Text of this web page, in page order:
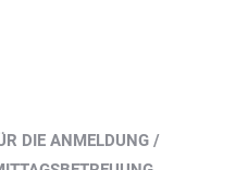
DIE ANMELDUNG /